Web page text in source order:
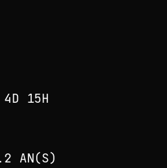
4D 15H
AN(S)